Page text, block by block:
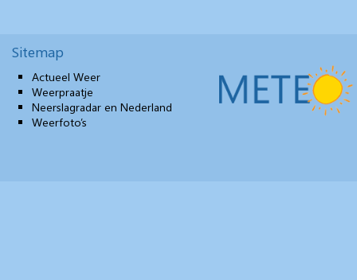
Sitemap
Actueel Weer
Weerpraatje
Neerslagradar en Nederland
Weerfoto’s